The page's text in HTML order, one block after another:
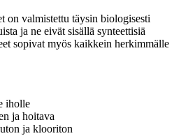
on valmistettu täysin biologisesti
ja ne eivät sisällä synteettisiä
sopivat myös kaikkein herkimmälle
iholle
ja hoitava
ja klooriton​